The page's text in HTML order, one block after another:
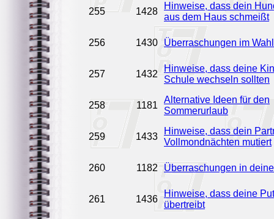
255 1428
Hinweise, dass dein
aus dem Haus schmeißt
256 1430 Überraschungen im
257 1432
Hinweise, dass deine
Schule wechseln sollten
258 1181
Alternative Ideen für den
Sommerurlaub
259 1433
Hinweise, dass dein
Vollmondnächten mutiert
260 1182 Überraschungen in
261 1436
Hinweise, dass deine
übertreibt